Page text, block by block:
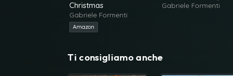
Christmas
Gabriele Formenti
Amazon
Gabriele Formenti
Ti consigliamo anche